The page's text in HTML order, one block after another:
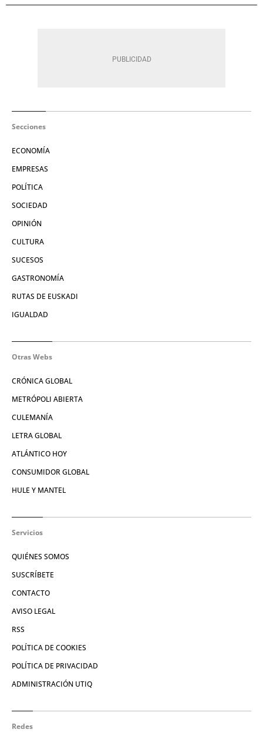
Secciones
ECONOMÍA
EMPRESAS
POLÍTICA
SOCIEDAD
OPINIÓN
CULTURA
SUCESOS
GASTRONOMÍA
RUTAS DE EUSKADI
IGUALDAD
Otras Webs
CRÓNICA GLOBAL
METRÓPOLI ABIERTA
CULEMANÍA
LETRA GLOBAL
ATLÁNTICO HOY
CONSUMIDOR GLOBAL
HULE Y MANTEL
Servicios
QUIÉNES SOMOS
SUSCRÍBETE
CONTACTO
AVISO LEGAL
RSS
POLÍTICA DE COOKIES
POLÍTICA DE PRIVACIDAD
ADMINISTRACIÓN UTIQ
Redes